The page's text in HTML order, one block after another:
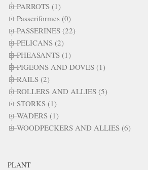
PARROTS (1)
Passeriformes (0)
PASSERINES (22)
PELICANS (2)
PHEASANTS (1)
PIGEONS AND DOVES (1)
RAILS (2)
ROLLERS AND ALLIES (5)
STORKS (1)
WADERS (1)
WOODPECKERS AND ALLIES (6)
PLANT